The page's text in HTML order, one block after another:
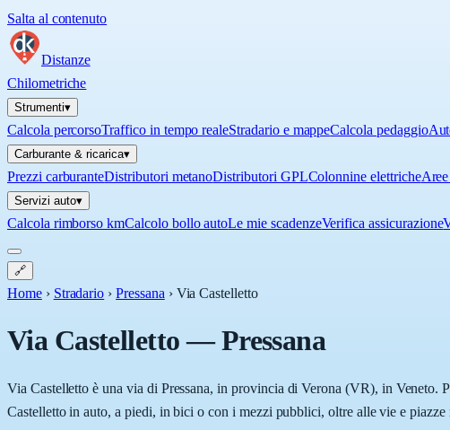
Salta al contenuto
Distanze
Chilometriche
Strumenti▾
Calcola percorsoTraffico in tempo realeStradario e mappeCalcola pedaggio
Carburante & ricarica▾
Prezzi carburanteDistributori metanoDistributori GPLColonnine elettriche
Servizi auto▾
Calcola rimborso kmCalcolo bollo autoLe mie scadenzeVerifica assicurazione
🔗
Home › Stradario › Pressana › Via Castelletto
Via Castelletto—Pressana
Via Castelletto è una via di Pressana, in provincia di Verona (VR), in Veneto.
Castelletto in auto, a piedi, in bici o con i mezzi pubblici, oltre alle vie e